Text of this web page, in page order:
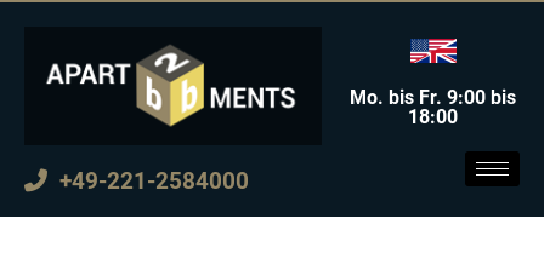
+49-221-2584000
Mo. bis Fr. 9:00 bis
18:00